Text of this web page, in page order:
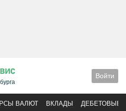
Войти
ВАЛЮТ ВКЛАДЫ ДЕБЕТОВЫЕ